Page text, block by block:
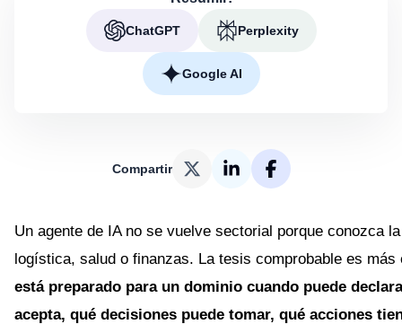
ChatGPT Perplexity
Google AI
Compartir
Un agente de IA no se vuelve sectorial porque conozca
logística, salud o finanzas. La tesis comprobable es
está preparado para un dominio cuando puede
acepta, qué decisiones puede tomar, qué acciones